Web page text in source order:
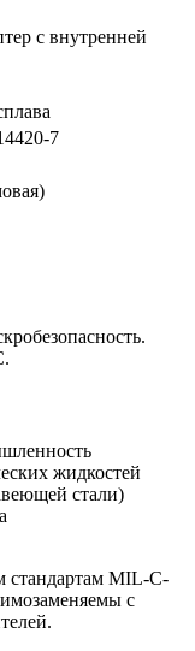
с внутренней
7
жидкостей
стали)
стандартам MIL-C-
с